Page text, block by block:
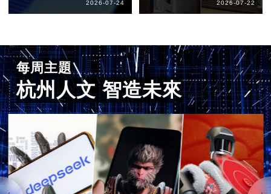
2026-07-24 2026-07-22
每周主題
杭州人文 智造未來